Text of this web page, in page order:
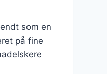
som en
på fine